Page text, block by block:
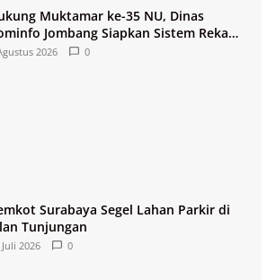
Muktamar ke-35 NU, Dinas
Jombang Siapkan Sistem Rekam
Digital dan Wifi Rakyat
2026 0
Surabaya Segel Lahan Parkir di
Tunjungan
Juli 2026 0